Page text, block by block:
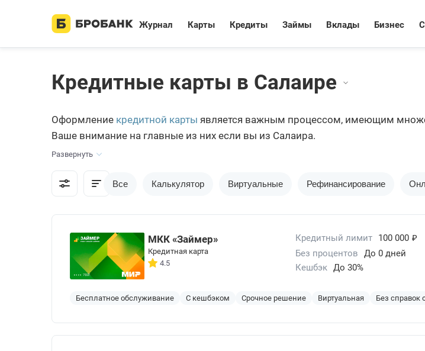
Журнал Карты Кредиты Займы Вклады Бизнес
Кредитные карты в Салаире
Оформление кредитной карты является важным процессом, имеющим
Ваше внимание на главные из них если вы из Салаира.
Развернуть
Все Калькулятор Виртуальные Рефинансирование
МКК «Займер»
Кредитная карта
4.5
Кредитный лимит 100 000 ₽
Без процентов
До 0 дней
Кешбэк До 30%
Бесплатное обслуживание С кешбэком Срочное решение Виртуальная Без справок